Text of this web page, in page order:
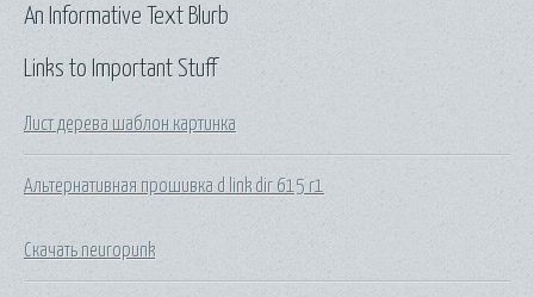
Links to Important Stuff
Лист дерева шаблон картинка
Альтернативная прошивка d link dir 615 r1
Скачать neuropunk
An Informative Text Blurb